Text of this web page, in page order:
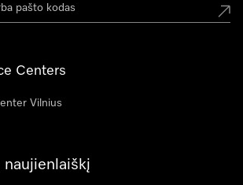
Centers
Vilnius
naujienlaiškį